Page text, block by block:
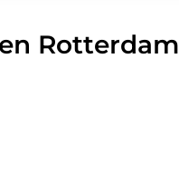
Rotterdam